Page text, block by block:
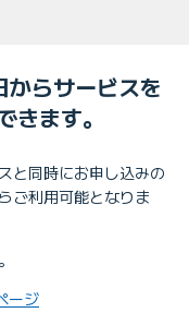
らサービスを
きます。
と同時にお申し込みの
ご利用可能となりま
ージ